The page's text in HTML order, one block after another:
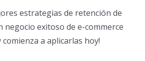
estrategias de retención de
negocio exitoso de e-commerce
comienza a aplicarlas hoy!